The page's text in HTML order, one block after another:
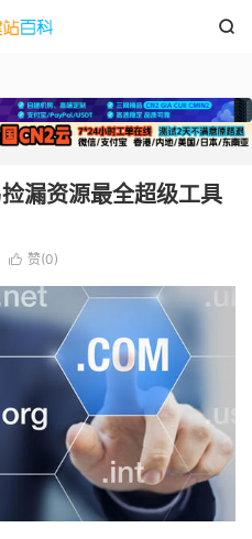

漏资源最全超级工具
 赞(0)